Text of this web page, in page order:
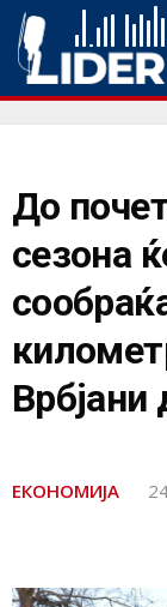
До
сезона
ЕКОНОМИЈА